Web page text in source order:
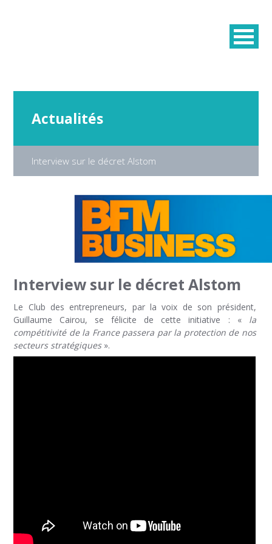
Actualités
Interview sur le décret Alstom
Interview sur le décret Alstom
Le Club des entrepreneurs, par la voix de son président,
Guillaume Cairou, se félicite de cette initiative : « la
compétitivité de la France passera par la protection de nos
secteurs stratégiques».